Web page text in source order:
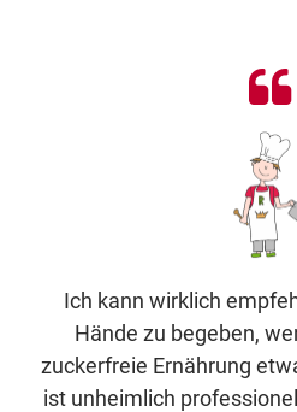
Ich kann wirklich
Hände zu begeben,
zuckerfreie Ernährung
ist unheimlich